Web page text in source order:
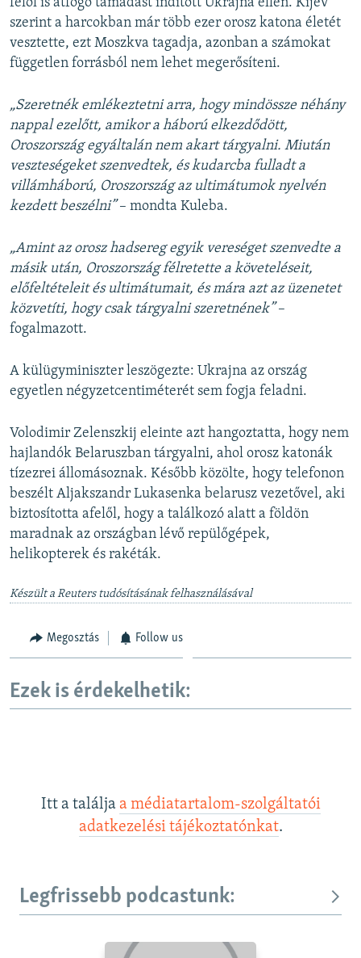
szerint a harcokban már több ezer orosz katona életét
vesztette, ezt Moszkva tagadja, azonban a számokat
független forrásból nem lehet megerősíteni.
„Szeretnék emlékeztetni arra, hogy mindössze néhány
nappal ezelőtt, amikor a háború elkezdődött,
Oroszország egyáltalán nem akart tárgyalni. Miután
veszteségeket szenvedtek, és kudarcba fulladt a
villámháború, Oroszország az ultimátumok nyelvén
kezdett beszélni”– mondta Kuleba.
„Amint az orosz hadsereg egyik vereséget szenvedte a
másik után, Oroszország félretette a követeléseit,
előfeltételeit és ultimátumait, és mára azt az üzenetet
közvetíti, hogy csak tárgyalni szeretnének”–
fogalmazott.
A külügyminiszter leszögezte: Ukrajna az ország
egyetlen négyzetcentiméterét sem fogja feladni.
Volodimir Zelenszkij eleinte azt hangoztatta, hogy nem
hajlandók Belaruszban tárgyalni, ahol orosz katonák
tízezrei állomásoznak. Később közölte, hogy telefonon
beszélt Aljakszandr Lukasenka belarusz vezetővel, aki
biztosította afelől, hogy a találkozó alatt a földön
maradnak az országban lévő repülőgépek,
helikopterek és rakéták.
Készült a Reuters tudósításának felhasználásával
Megosztás Follow us
Ezek is érdekelhetik:
Itt a találja a médiatartalom-szolgáltatói
adatkezelési tájékoztatónkat.
Legfrissebb podcastunk: